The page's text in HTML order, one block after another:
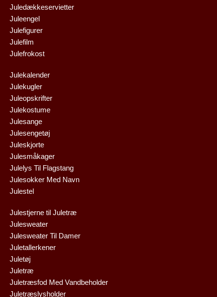
Juledækkeservietter
Juleengel
Julefigurer
Julefilm
Julefrokost
Julekalender
Julekugler
Juleopskrifter
Julekostume
Julesange
Julesengetøj
Juleskjorte
Julesmåkager
Julelys Til Flagstang
Julesokker Med Navn
Julestel
Julestjerne til Juletræ
Julesweater
Julesweater Til Damer
Juletallerkener
Juletøj
Juletræ
Juletræsfod Med Vandbeholder
Juletræslysholder